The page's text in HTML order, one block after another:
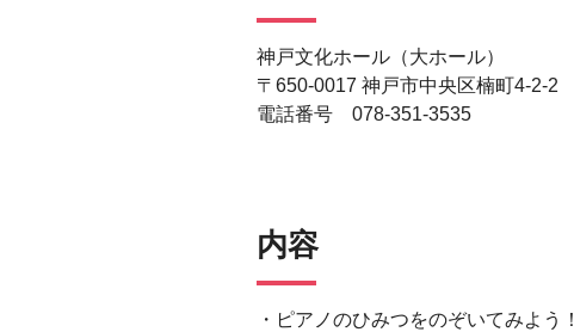
神戸文化ホール（大ホール）
〒650-0017 神戸市中央区楠町4-2-2
電話番号 078-351-3535
内容
・ピアノのひみつをのぞいてみよう！